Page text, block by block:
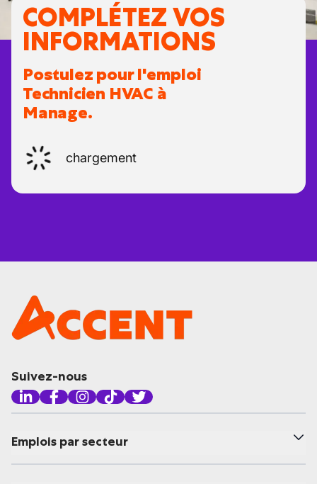
COMPLÉTEZ VOS
INFORMATIONS
Postulez pour l'emploi
Technicien HVAC à
Manage.
chargement
Suivez-nous
Emplois par secteur